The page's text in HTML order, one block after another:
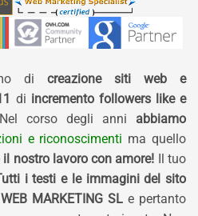
di creazione siti web e
di incremento followers like e
corso degli anni abbiamo
e riconoscimenti ma quello
nostro lavoro con amore! Il tuo
i testi e le immagini del sito
MARKETING SL e pertanto